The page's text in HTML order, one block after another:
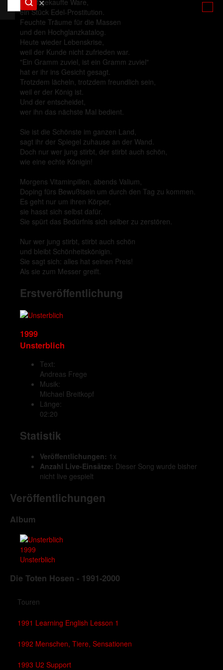
✕
Sie ist gekaufte Ware,
ein Stück Edel-Prostitution.
Feuchte Träume für die Massen
und den Hochglanzkatalog.
Heute wieder Lebenskrise,
weil der Kunde nicht zufrieden war.
"Ein Gramm zuviel, ist ein Gramm zuviel"
hat er ihr ins Gesicht gesagt.
Trotzdem lächeln, trotzdem freundlich sein,
weil er der König ist.
Und der entscheidet,
wer ihn das nächste Mal bedient.
Sie ist die Schönste im ganzen Land,
sagt ihr der Spiegel zuhause an der Wand.
Doch nur wer jung stirbt, der stirbt auch schön,
wie eine echte Königin!
Morgens Vitaminpillen, abends Valium,
Doping fürs Bewußtsein um durch den Tag zu kommen.
Es geht nur um ihren Körper,
sie hasst sich selbst dafür.
Sie spürt das Bedürfnis sich selber zu zerstören.
Nur wer jung stirbt, stirbt auch schön
und bleibt Schönheitskönigin.
Sie sagt sich: alles hat seinen Preis!
Als sie zum Messer greift.
Erstveröffentlichung
1999
Unsterblich
Text:
Andreas Frege
Musik:
Michael Breitkopf
Länge:
02:20
Statistik
Veröffentlichungen: 1x
Anzahl Live-Einsätze: Dieser Song wurde bisher
nicht live gespielt
Veröffentlichungen
Album
1999
Unsterblich
Die Toten Hosen - 1991-2000
Touren
1991 Learning English Lesson 1
1992 Menschen, Tiere, Sensationen
1993 U2 Support